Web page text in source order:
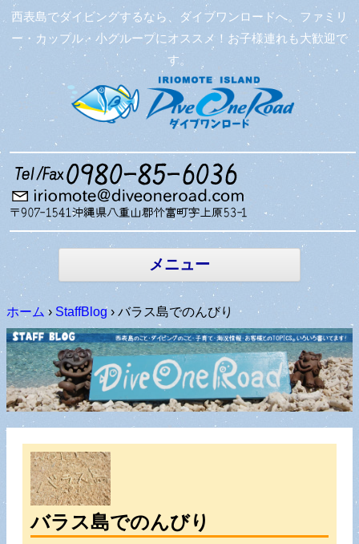
西表島でダイビングするなら、ダイブワンロードへ。ファミリ
ー・カップル・小グループにオススメ！お子様連れも大歓迎で
す。
メニュー
コンテン
ホーム › StaffBlog › バラス島でのんびり
バラス島でのんびり